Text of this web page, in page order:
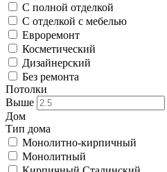
С полной отделкой
С отделкой с мебелью
Евроремонт
Косметический
Дизайнерский
Без ремонта
Потолки
Выше
Дом
Тип дома
Монолитно-кирпичный
Монолитный